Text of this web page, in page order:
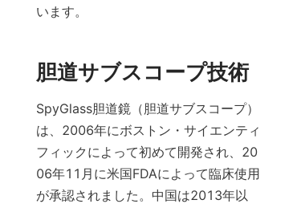
います。
胆道サブスコープ技術
SpyGlass胆道鏡（胆道サブスコープ）
は、2006年にボストン・サイエンティ
フィックによって初めて開発され、20
06年11月に米国FDAによって臨床使用
が承認されました。中国は2013年以